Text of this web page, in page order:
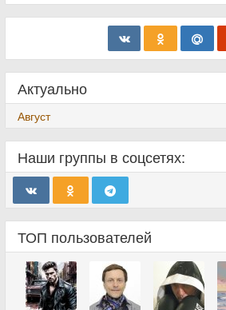
Актуально
Август
Наши группы в соцсетях:
ТОП пользователей